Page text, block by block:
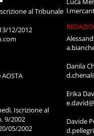
al Tribunale
12/2012
Iscrizione al
9/2002
05/2002
Danila
Erika
Davide